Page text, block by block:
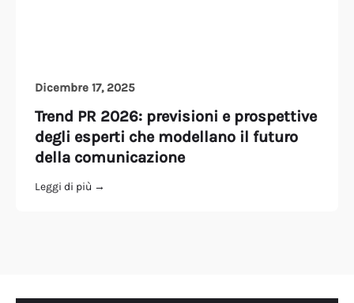
Dicembre 17, 2025
Trend PR 2026: previsioni e prospettive
degli esperti che modellano il futuro
della comunicazione
Leggi di più →